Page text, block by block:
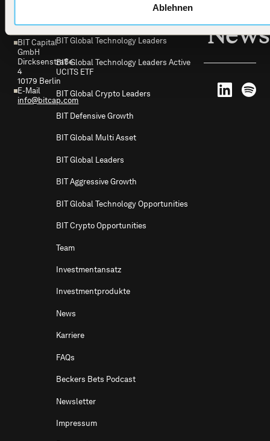
Ablehnen
Capital
BIT Capital
GmbH
Dircksenstraße
4
10179 Berlin
E-Mail
info@bitcap.com
BIT Global Technology Leaders
BIT Global Technology Leaders Active
UCITS ETF
BIT Global Crypto Leaders
BIT Defensive Growth
BIT Global Multi Asset
BIT Global Leaders
BIT Aggressive Growth
BIT Global Technology Opportunities
BIT Crypto Opportunities
Team
Investmentansatz
Investmentprodukte
News
Karriere
FAQs
Beckers Bets Podcast
Newsletter
Impressum